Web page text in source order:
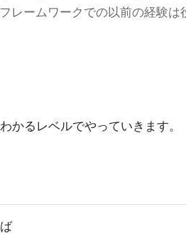
レームワークでの以前の経験は
かるレベルでやっていきます。